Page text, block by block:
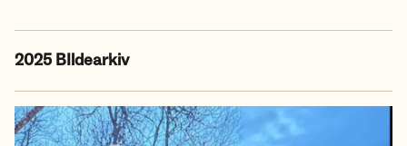
2025 BIldearkiv